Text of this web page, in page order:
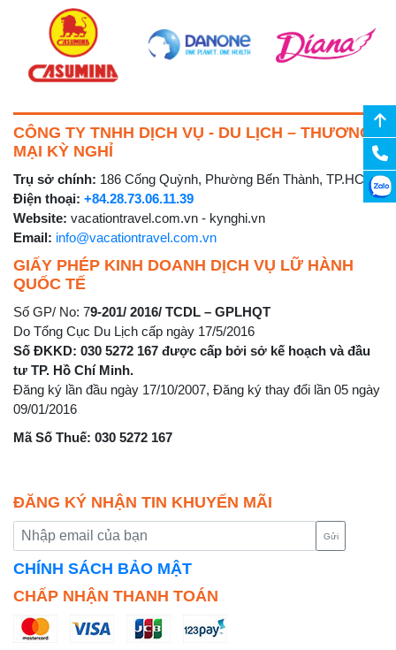
CÔNG TY TNHH DỊCH VỤ - DU LỊCH – THƯƠNG
MẠI KỲ NGHỈ
Trụ sở chính: 186 Cống Quỳnh, Phường Bến Thành, TP.HCM
Điện thoại: +84.28.73.06.11.39
Website: vacationtravel.com.vn - kynghi.vn
Email: info@vacationtravel.com.vn
GIẤY PHÉP KINH DOANH DỊCH VỤ LỮ HÀNH
QUỐC TẾ
Số GP/ No: 79-201/ 2016/ TCDL – GPLHQT
Do Tổng Cục Du Lịch cấp ngày 17/5/2016
Số ĐKKD: 030 5272 167 được cấp bởi sở kế hoạch và đầu
tư TP. Hồ Chí Minh.
Đăng ký lần đầu ngày 17/10/2007, Đăng ký thay đổi lần 05 ngày
09/01/2016
Mã Số Thuế: 030 5272 167
ĐĂNG KÝ NHẬN TIN KHUYẾN MÃI
Gửi
CHÍNH SÁCH BẢO MẬT
CHẤP NHẬN THANH TOÁN